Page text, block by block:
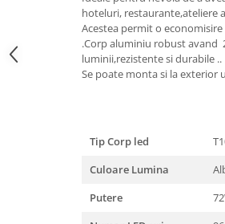
Starter/Droser
Triplu Stecher
Întrerupătoare/Comutatoare
Corpuri Led lineare
hoteluri, restaurante,ateliere
Acestea permit o
.Corp aluminiu robust avand
luminii,rezistente si durabile ..
Se poate monta si la exterior
Tip Corp led
Culoare Lumina
Putere